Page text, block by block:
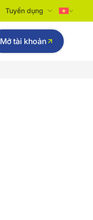
Tuyển dụng
Tiếng Việt
English
Mở tài khoản